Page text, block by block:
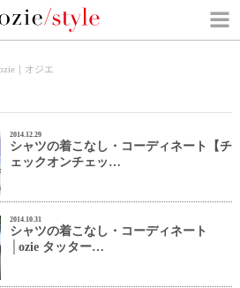
｜オジエ
2014.12.29
シャツの着こなし・コーディネート【チ
ェックオンチェッ…
2014.10.31
シャツの着こなし・コーディネート
│ozie タッター…